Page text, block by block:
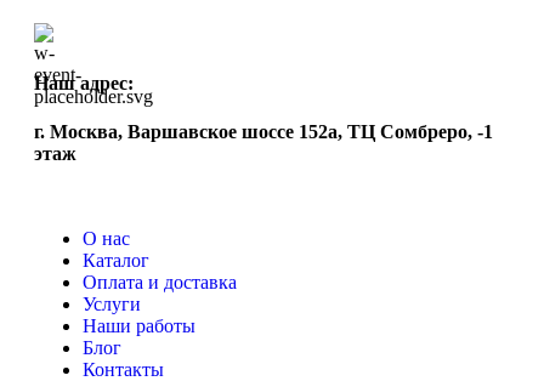
Наш адрес:
г. Москва, Варшавское шоссе 152а, ТЦ Сомбреро, -1
этаж
О нас
Каталог
Оплата и доставка
Услуги
Наши работы
Блог
Контакты